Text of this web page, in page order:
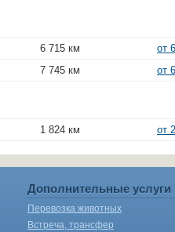
6 715 км
от
7 745 км от
1 824 км от
Дополнительные услуги
Перевозка животных
Встреча, трансфер